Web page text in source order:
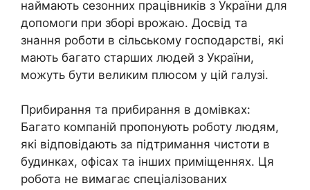
наймають сезонних працівників з України для
допомоги при зборі врожаю. Досвід та
знання роботи в сільському господарстві, які
мають багато старших людей з України,
можуть бути великим плюсом у цій галузі.
Прибирання та прибирання в домівках:
Багато компаній пропонують роботу людям,
які відповідають за підтримання чистоти в
будинках, офісах та інших приміщеннях. Ця
робота не вимагає спеціалізованих